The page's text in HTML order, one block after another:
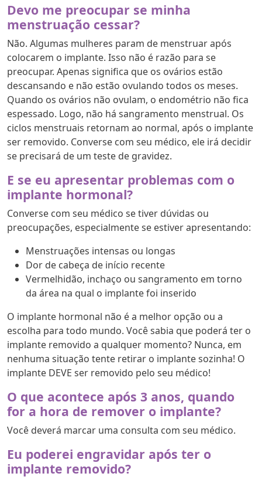
Devo me preocupar se minha
menstruação cessar?
Não. Algumas mulheres param de menstruar após
colocarem o implante. Isso não é razão para se
preocupar. Apenas significa que os ovários estão
descansando e não estão ovulando todos os meses.
Quando os ovários não ovulam, o endométrio não fica
espessado. Logo, não há sangramento menstrual. Os
ciclos menstruais retornam ao normal, após o implante
ser removido. Converse com seu médico, ele irá decidir
se precisará de um teste de gravidez.
E se eu apresentar problemas com o
implante hormonal?
Converse com seu médico se tiver dúvidas ou
preocupações, especialmente se estiver apresentando:
Menstruações intensas ou longas
Dor de cabeça de início recente
Vermelhidão, inchaço ou sangramento em torno
da área na qual o implante foi inserido
O implante hormonal não é a melhor opção ou a
escolha para todo mundo. Você sabia que poderá ter o
implante removido a qualquer momento? Nunca, em
nenhuma situação tente retirar o implante sozinha! O
implante DEVE ser removido pelo seu médico!
O que acontece após 3 anos, quando
for a hora de remover o implante?
Você deverá marcar uma consulta com seu médico.
Eu poderei engravidar após ter o
implante removido?